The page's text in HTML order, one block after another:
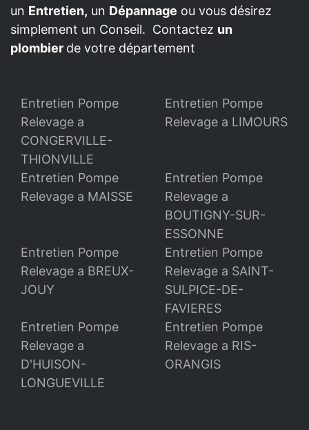
un Entretien, un Dépannage ou vous désirez
simplement un Conseil. Contactez un
plombier de votre département
Entretien Pompe
Relevage a
CONGERVILLE-
THIONVILLE
Entretien Pompe
Relevage a LIMOURS
Entretien Pompe
Relevage a MAISSE
Entretien Pompe
Relevage a
BOUTIGNY-SUR-
ESSONNE
Entretien Pompe
Relevage a BREUX-
JOUY
Entretien Pompe
Relevage a SAINT-
SULPICE-DE-
FAVIERES
Entretien Pompe
Relevage a
D'HUISON-
LONGUEVILLE
Entretien Pompe
Relevage a RIS-
ORANGIS